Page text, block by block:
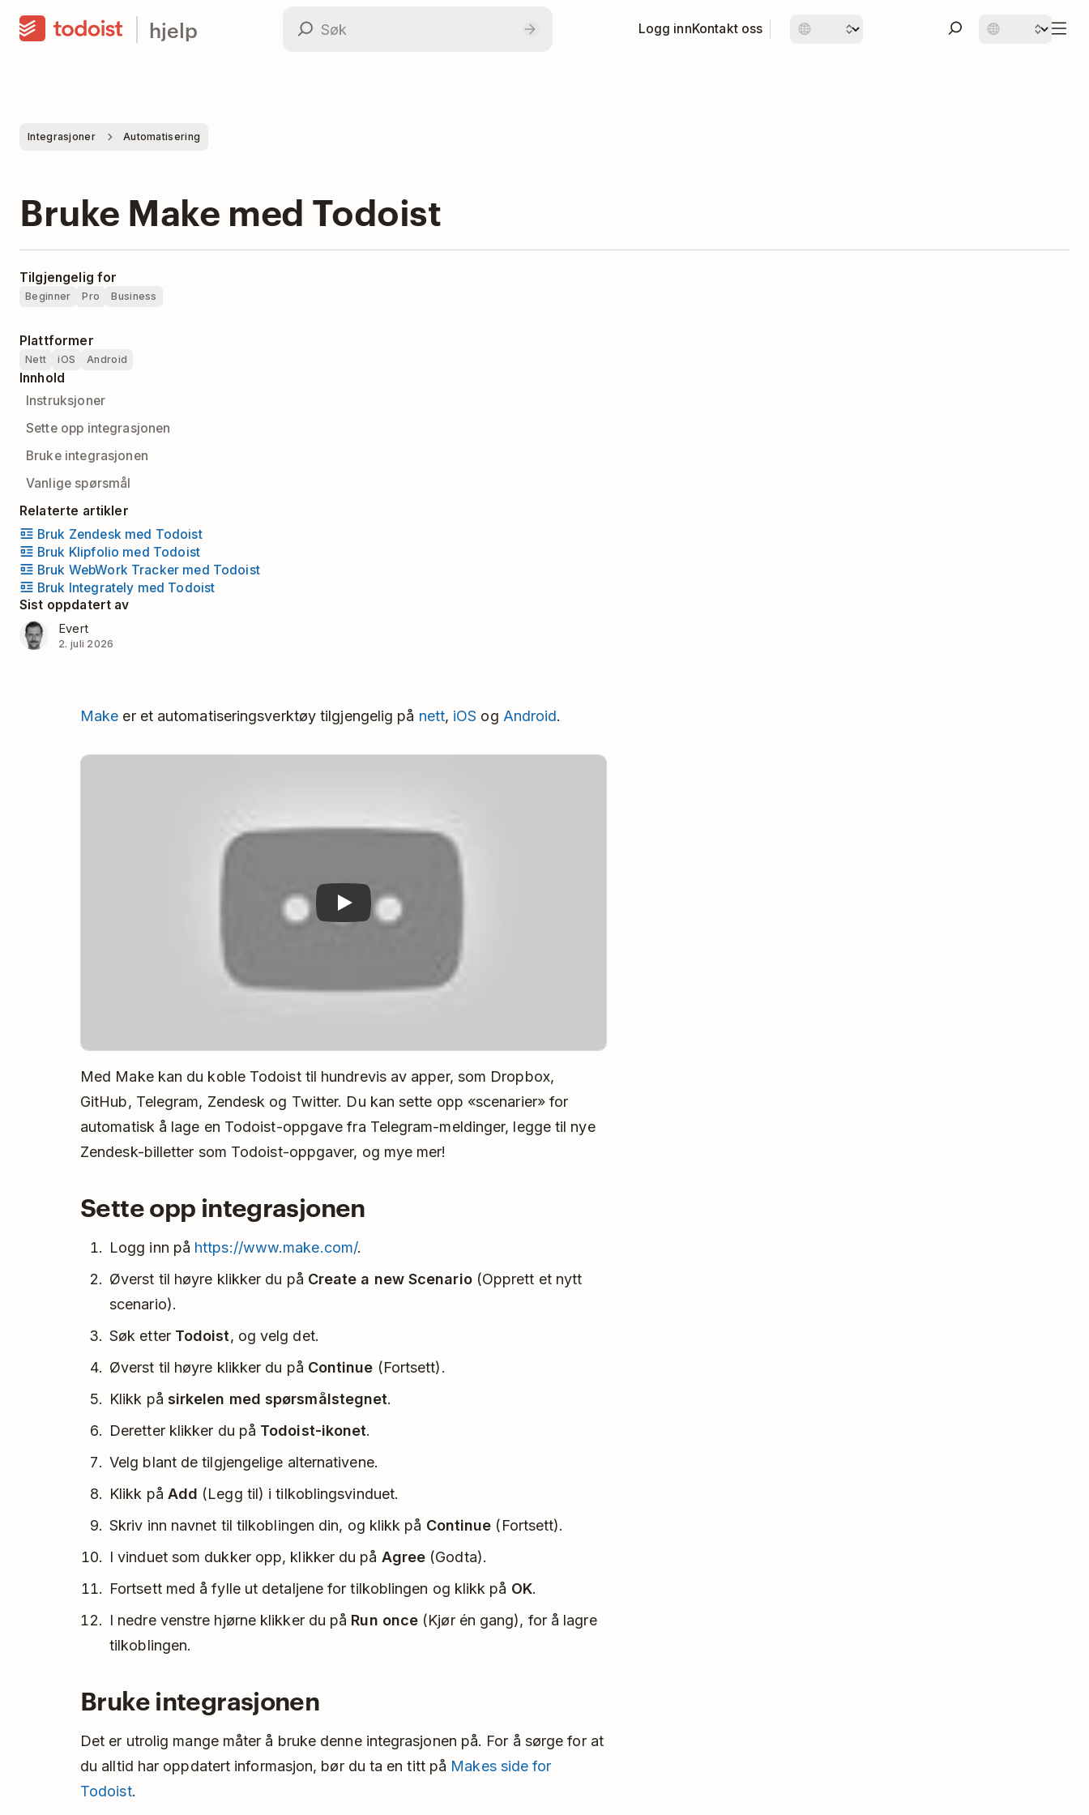
hjelp Logg innKontakt oss
Integrasjoner Automatisering
Bruke Make med Todoist
Tilgjengelig for
Beginner Pro Business
Plattformer
Nett iOS Android
Innhold
Instruksjoner
Sette opp integrasjonen
Bruke integrasjonen
Vanlige spørsmål
Relaterte artikler
Bruk Zendesk med Todoist
Bruk Klipfolio med Todoist
Bruk WebWork Tracker med Todoist
Bruk Integrately med Todoist
Sist oppdatert av
Evert
2. juli 2026
Make er et automatiseringsverktøy tilgjengelig på nett, iOS og Android.
Play
Med Make kan du koble Todoist til hundrevis av apper, som Dropbox,
GitHub, Telegram, Zendesk og Twitter. Du kan sette opp «scenarier» for
automatisk å lage en Todoist-oppgave fra Telegram-meldinger, legge til nye
Zendesk-billetter som Todoist-oppgaver, og mye mer!
Sette opp integrasjonen
Logg inn på https://www.make.com/.
Øverst til høyre klikker du på Create a new Scenario(Opprett et nytt
scenario).
Søk etter Todoist, og velg det.
Øverst til høyre klikker du på Continue (Fortsett).
Klikk på sirkelen med spørsmålstegnet.
Deretter klikker du på Todoist-ikonet.
Velg blant de tilgjengelige alternativene.
Klikk på Add (Legg til) i tilkoblingsvinduet.
Skriv inn navnet til tilkoblingen din, og klikk på Continue (Fortsett).
I vinduet som dukker opp, klikker du på Agree (Godta).
Fortsett med å fylle ut detaljene for tilkoblingen og klikk på OK.
I nedre venstre hjørne klikker du på Run once (Kjør én gang), for å lagre
tilkoblingen.
Bruke integrasjonen
Det er utrolig mange måter å bruke denne integrasjonen på. For å sørge for at
du alltid har oppdatert informasjon, bør du ta en titt på Makes side for
Todoist.